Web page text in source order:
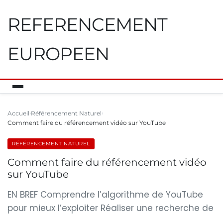
REFERENCEMENT
EUROPEEN
Accueil Référencement Naturel
Comment faire du référencement vidéo sur YouTube
RÉFÉRENCEMENT NATUREL
Comment faire du référencement vidéo
sur YouTube
EN BREF Comprendre l’algorithme de YouTube
pour mieux l’exploiter Réaliser une recherche de